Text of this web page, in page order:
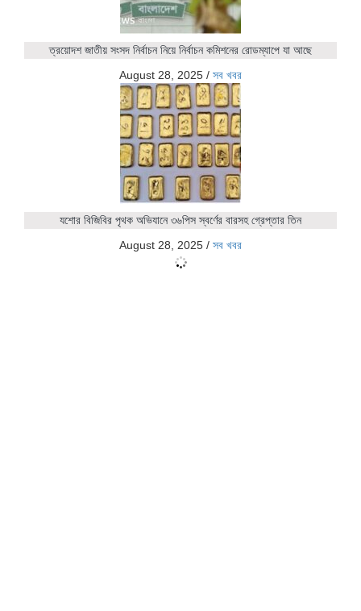
ত্রয়োদশ জাতীয় সংসদ নির্বাচন নিয়ে নির্বাচন কমিশনের রোডম্যাপে যা আছে
August 28, 2025 / সব খবর
যশোর বিজিবির পৃথক অভিযানে ৩৬পিস স্বর্ণের বারসহ গ্রেপ্তার তিন
August 28, 2025 / সব খবর